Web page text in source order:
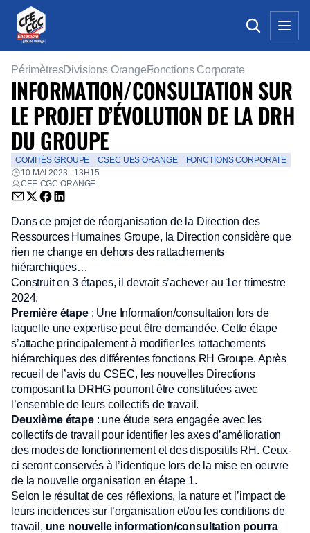
PérimètresDivisions Orange Fonctions Corporate
INFORMATION/CONSULTATION SUR
LE PROJET D’ÉVOLUTION DE LA DRH
DU GROUPE
COMITÉS GROUPE CSEC UES ORANGE
FONCTIONS CORPORATE
10 MAI 2023 - 13H15
CFE-CGC ORANGE
Envoyer par email (nouvelle fenêtre)
Partager sur Twitter (nouvelle fenêtre)
Partager sur Facebook (nouvelle fenêtre)
Partager sur LinkedIn (nouvelle fenêtre)
Dans ce projet de réorganisation de la Direction des
Ressources Humaines Groupe, la Direction considère que
rien ne change en dehors des rattachements
hiérarchiques…
Construit en 3 étapes, il devrait s’achever au 1er trimestre
2024.
Première étape: Une Information/consultation lors de
laquelle une expertise peut être demandée. Cette étape
s’attache principalement à modifier les rattachements
hiérarchiques des différentes fonctions RH Groupe. Après
recueil de l’avis du CSEC, les nouvelles Directions
composant la DRHG pourront être constituées avec
l’ensemble de leurs collectifs de travail.
Deuxième étape: une étude sera engagée avec les
collectifs de travail pour identifier les axes d’amélioration
des modes de fonctionnement et des dispositifs RH. Ceux-
ci seront conservés à l’identique lors de la mise en oeuvre
de la nouvelle organisation en étape 1.
Selon le résultat de ces réflexions, la nature et l’impact de
leurs incidences sur l’organisation et/ou les conditions de
travail, une nouvelle information/consultation pourra